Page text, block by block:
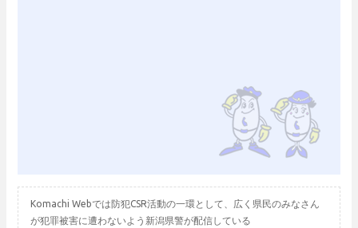
Komachi Webでは防犯CSR活動の一環として、広く県民のみなさん
が犯罪被害に遭わないよう新潟県警が配信している